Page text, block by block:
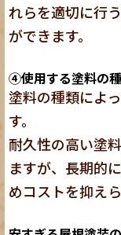
れらを適切に行
ができます。
④使用する塗料の
塗料の種類によ
す。
耐久性の高い塗
ますが、長期的
めコストを抑え